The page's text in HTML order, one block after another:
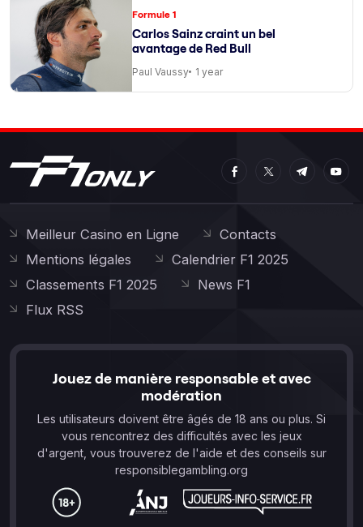
Formule 1
Carlos Sainz craint un bel
avantage de Red Bull
Paul Vaussy 1 year
Meilleur Casino en Ligne
Contacts
Mentions légales
Calendrier F1 2025
Classements F1 2025
News F1
Flux RSS
Jouez de manière responsable et avec
modération
Les utilisateurs doivent être âgés de 18 ans ou plus. Si
vous rencontrez des difficultés avec les jeux
d'argent, vous trouverez de l'aide et des conseils sur
responsiblegambling.org